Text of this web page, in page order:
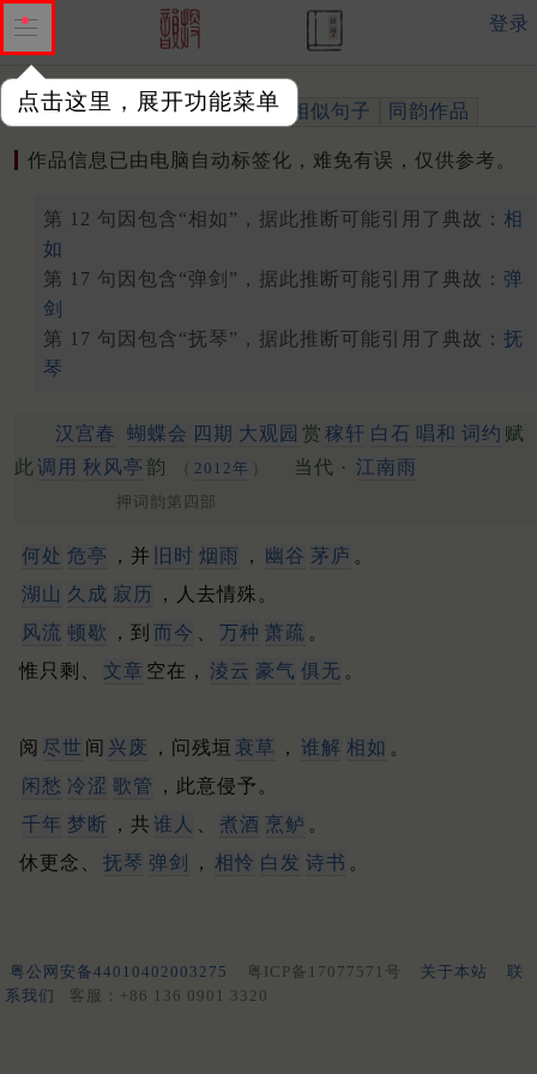
点击这里，展开功能菜单
登录
作品 标注四声 出处、引用 相似句子 同韵作品
作品信息已由电脑自动标签化，难免有误，仅供参考。
第 12 句因包含“相如”，据此推断可能引用了典故： 相
如
第 17 句因包含“弹剑”，据此推断可能引用了典故： 弹
剑
第 17 句因包含“抚琴”，据此推断可能引用了典故： 抚
琴
汉宫春 蝴蝶会 四期 大观园 赏 稼轩 白石 唱和 词约 赋
此调用 秋风亭 韵 （ 2012年 ） 当代 · 江南雨
押词韵第四部
何处 危亭 ，并 旧时 烟雨 ， 幽谷 茅庐 。
湖山 久成 寂历
，人去情殊。
风流 顿歇 ，到 而今 万种 萧疏 。
惟只剩、
文章 空在， 淩云 豪气 俱无 。
阅 尽世 间 兴废 ，问残垣 衰草 ， 谁解 相如 。
闲愁 冷涩 歌管
，此意侵予。
千年 梦断 ，共 谁人 煮酒 烹鲈 。
休更念、
抚琴 弹剑 ， 相怜 白发 诗书 。
粤公网安备44010402003275 粤ICP备17077571号 关于本站
联
系我们
客服：+86 136 0901 3320